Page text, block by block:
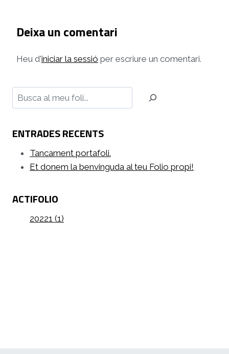
Deixa un comentari
Heu d'iniciar la sessió per escriure un comentari.
Cerca
ENTRADES RECENTS
Tancament portafoli.
Et donem la benvinguda al teu Folio propi!
ACTIFOLIO
20221 (1)